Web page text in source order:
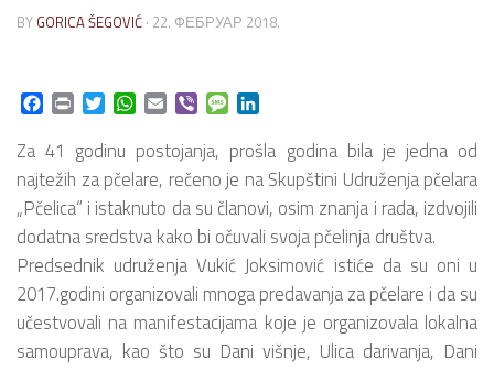
BY GORICA ŠEGOVIĆ · 22. ФЕБРУАР 2018.
Facebook
Print TwitterWhatsApp
Email Viber Message
Za 41 godinu postojanja, prošla godina bila je jedna od
najtežih za pčelare, rečeno je na Skupštini Udruženja pčelara
„Pčelica“ i istaknuto da su članovi, osim znanja i rada, izdvojili
dodatna sredstva kako bi očuvali svoja pčelinja društva.
Predsednik udruženja Vukić Joksimović istiće da su oni u
2017.godini organizovali mnoga predavanja za pčelare i da su
učestvovali na manifestacijama koje je organizovala lokalna
samouprava, kao što su Dani višnje, Ulica darivanja, Dani